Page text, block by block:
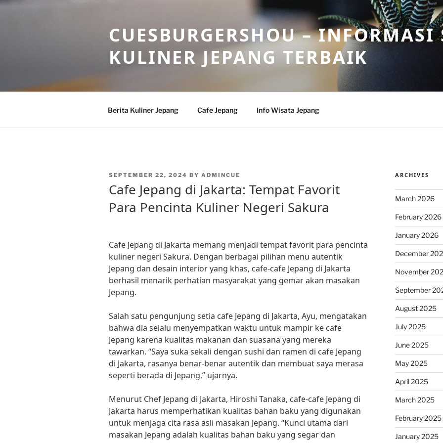
Skip
CUESBURGERSHOU – INFORMASI
KULINER JEPANG TERBAIK
Berita Kuliner Jepang Cafe Jepang Info Wisata Jepang
POSTED
SEPTEMBER 22, 2024 BY ADMINCUE
Cafe Jepang di Jakarta: Tempat Favorit
Para Pencinta Kuliner Negeri Sakura
Cafe Jepang di Jakarta memang menjadi tempat favorit para pencinta
kuliner negeri Sakura. Dengan berbagai pilihan menu autentik
Jepang dan desain interior yang khas, cafe-cafe Jepang di Jakarta
berhasil menarik perhatian masyarakat yang gemar akan masakan
Jepang.
Salah satu pengunjung setia cafe Jepang di Jakarta, Ayu, mengatakan
bahwa dia selalu menyempatkan waktu untuk mampir ke cafe
Jepang karena kualitas makanan dan suasana yang mereka
tawarkan. “Saya suka sekali dengan sushi dan ramen di cafe Jepang
di Jakarta, rasanya benar-benar autentik dan membuat saya merasa
seperti berada di Jepang,” ujarnya.
Menurut Chef Jepang di Jakarta, Hiroshi Tanaka, cafe-cafe Jepang di
Jakarta harus memperhatikan kualitas bahan baku yang digunakan
untuk menjaga cita rasa asli masakan Jepang. “Kunci utama dari
masakan Jepang adalah kualitas bahan baku yang segar dan
ARCHIVES
March 2026
February 2026
January 2026
December
November
September
August 2025
July 2025
June 2025
May 2025
April 2025
March 2025
February 2025
January 2025